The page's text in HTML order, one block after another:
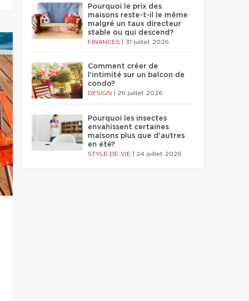
Pourquoi le prix des
maisons reste-t-il le même
malgré un taux directeur
stable ou qui descend?
FINANCES 31 juillet 2026
Comment créer de
l'intimité sur un balcon de
condo?
DESIGN 26 juillet 2026
Pourquoi les insectes
envahissent certaines
maisons plus que d'autres
en été?
STYLE DE VIE 24 juillet 2026